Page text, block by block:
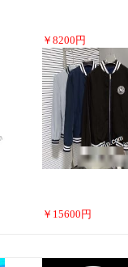
￥ 8200 円
￥ 15600 円